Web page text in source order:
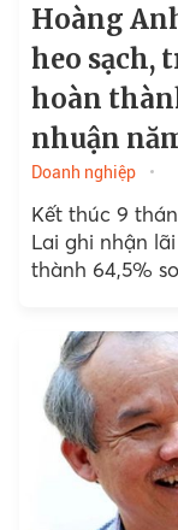
Hoàng
heo sạch,
hoàn
nhuận
Doanh nghiệp
Kết thúc 9
Lai ghi nhận
thành 64,5%
sắc.